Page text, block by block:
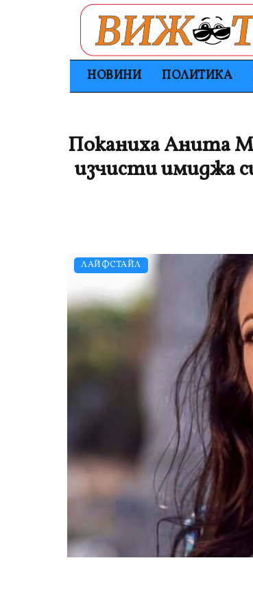
НОВИНИ ПОЛИТИКА
ЛАЙФСТАЙЛ
Поканиха Анита
изчисти имиджа